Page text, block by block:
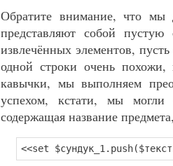
Обратите внимание, что мы
представляют собой
извлечённых элементов,
одной строки очень
кавычки, мы выполняем
успехом, кстати, мы могли
содержащая название
<<set